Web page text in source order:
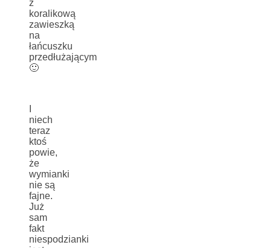
z
koralikową
zawieszką
na
łańcuszku
przedłużającym
🙂
niech
teraz
ktoś
powie,
że
wymianki
nie są
fajne.
Już
sam
fakt
niespodzianki